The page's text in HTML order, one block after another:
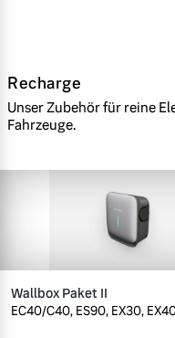
Recharge
Unser Zubehör für reine
Fahrzeuge.
Wallbox Paket II
EC40/C40, ES90, EX30,